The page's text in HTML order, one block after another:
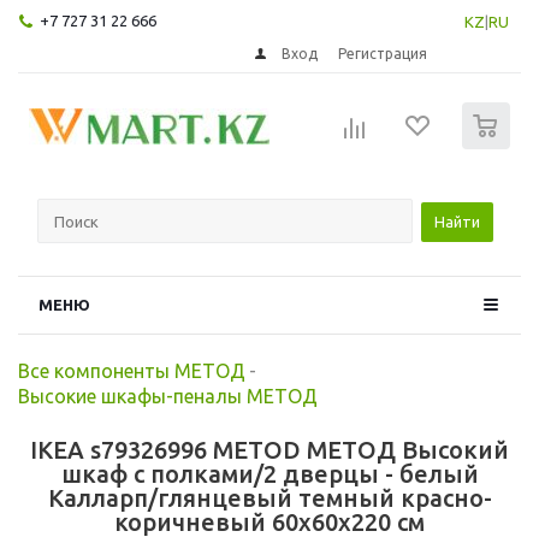
+7 727 31 22 666 KZ RU
Вход Регистрация
Найти
МЕНЮ
Все компоненты МЕТОД -
Высокие шкафы-пеналы МЕТОД
IKEA s79326996 METOD МЕТОД Высокий
шкаф с полками/2 дверцы - белый
Калларп/глянцевый темный красно-
коричневый 60x60x220 см